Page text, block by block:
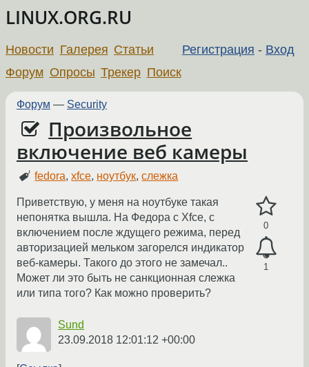
LINUX.ORG.RU
Регистрация - Вход
Новости Галерея Статьи
Форум Опросы Трекер Поиск
Форум — Security
Произвольное
включение веб камеры
fedora,xfce, ноутбук,слежка
0
1
Приветствую, у меня на ноутбуке такая
непонятка вышла. На Федора с Xfce, с
включением после ждущего режима, перед
авторизацией мельком загорелся индикатор
веб-камеры. Такого до этого не замечал..
Может ли это быть не санкционная слежка
или типа того? Как можно проверить?
Sund
23.09.2018 12:01:12 +00:00